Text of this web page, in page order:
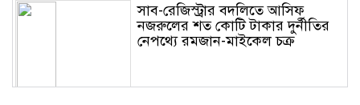
সাব-রেজিস্ট্রার বদলিতে আসিফ
নজরুলের শত কোটি টাকার দুর্নীতির
নেপথ্যে রমজান-মাইকেল চক্র